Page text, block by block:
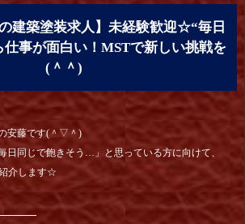
建築塗装求人】未経験歓迎☆“毎日
仕事が面白い！MSTで新しい挑戦を
(＾＾)
安藤です(＾▽＾)
日同じで飽きそう…」と思っている方に向けて、
介します☆